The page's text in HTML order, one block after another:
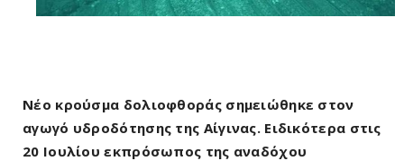
Νέο κρούσμα δολιοφθοράς σημειώθηκε στον
αγωγό υδροδότησης της Αίγινας. Ειδικότερα στις
20 Ιουλίου εκπρόσωπος της αναδόχου